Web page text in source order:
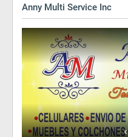
Anny Multi Service Inc